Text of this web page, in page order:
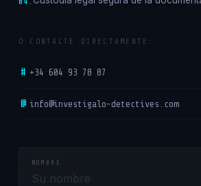
O CONTACTE DIRECTAMENTE:
# +34 604 93 78 87
@ info@investigalo-detectives.com
NOMBRE